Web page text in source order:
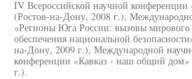
IV Всероссийской научной конференции
(Ростов-на-Дону, 2008 г.),
«Регионы Юга России: вызовы
обеспечения национальной
на-Дону, 2009 г.), Международной
конференции «Кавказ - наш общий
г.).